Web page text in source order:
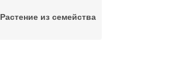
Растение из семейства